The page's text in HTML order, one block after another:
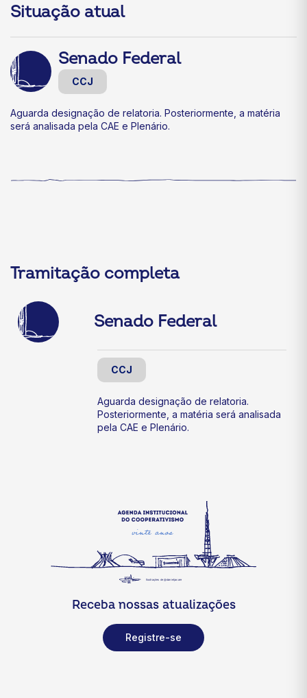
Situação atual
Senado Federal
CCJ
Aguarda designação de relatoria. Posteriormente, a matéria
será analisada pela CAE e Plenário.
Tramitação completa
Senado Federal
CCJ
Aguarda designação de relatoria.
Posteriormente, a matéria será analisada
pela CAE e Plenário.
Receba nossas atualizações
Registre-se